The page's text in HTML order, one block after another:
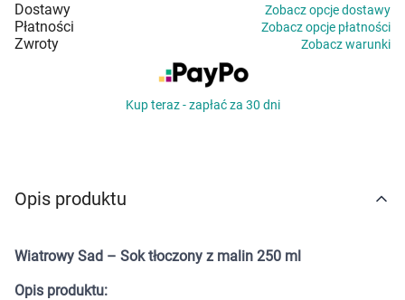
Zdrowy styl życia
Sprzęt medyczny
Grupy produktowe
Marki
Dostawy Zobacz opcje dostawy
Płatności Zobacz opcje płatności
Zwroty Zobacz warunki
Kup teraz - zapłać za 30 dni
Opis produktu
Wiatrowy Sad – Sok tłoczony z malin 250 ml
Opis produktu: